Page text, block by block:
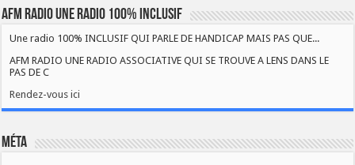
AFM RADIO UNE RADIO 100% INCLUSIF
Une radio 100% INCLUSIF QUI PARLE DE HANDICAP MAIS PAS QUE...
AFM RADIO UNE RADIO ASSOCIATIVE QUI SE TROUVE A LENS DANS LE
PAS DE C
Rendez-vous ici
Méta